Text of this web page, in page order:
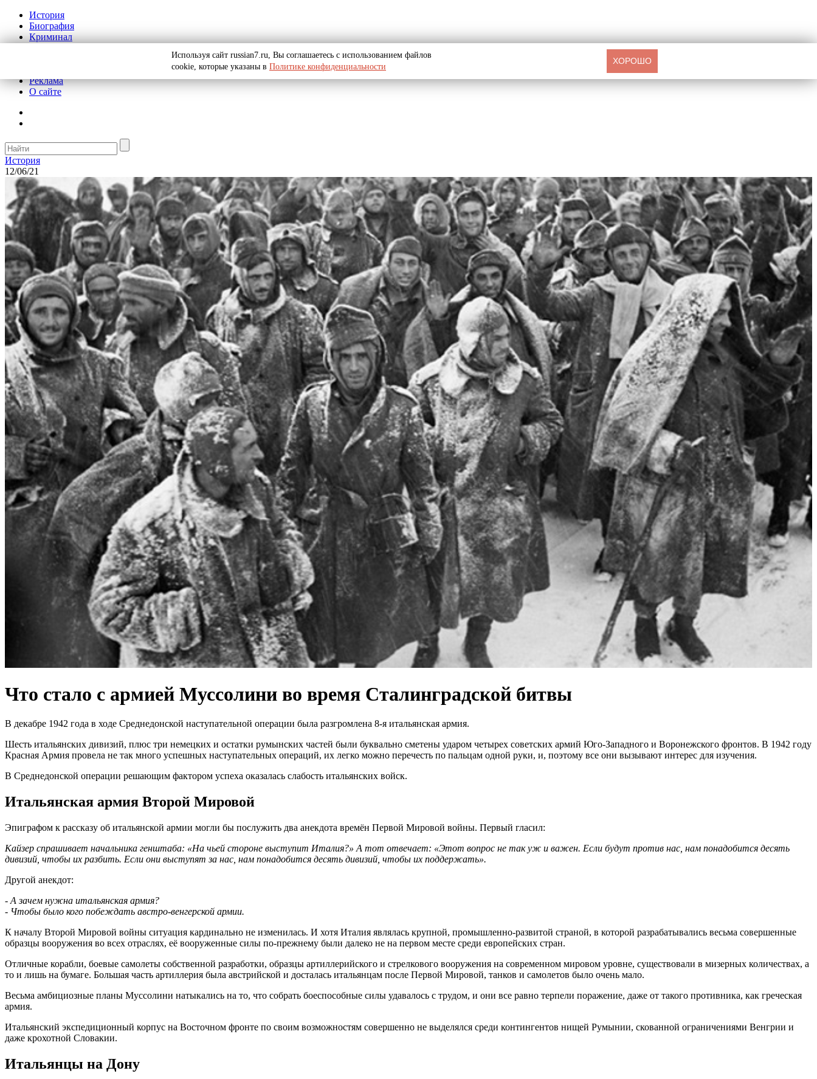
История
Биография
Криминал
Реклама
О сайте
История
12/06/21
Что стало с армией Муссолини во время Сталинградской битвы
В декабре 1942 года в ходе Среднедонской наступательной операции была разгромлена 8-я итальянская армия.
Шесть итальянских дивизий, плюс три немецких и остатки румынских частей были буквально сметены ударом четырех советских армий Юго-Западного и Воронежского фронтов. В 1942 году
Красная Армия провела не так много успешных наступательных операций, их легко можно перечесть по пальцам одной руки, и, поэтому все они вызывают интерес для изучения.
В Среднедонской операции решающим фактором успеха оказалась слабость итальянских войск.
Итальянская армия Второй Мировой
Эпиграфом к рассказу об итальянской армии могли бы послужить два анекдота времён Первой Мировой войны. Первый гласил:
Кайзер спрашивает начальника генштаба: «На чьей стороне выступит Италия?» А тот отвечает: «Этот вопрос не так уж и важен. Если будут против нас, нам понадобится десять
дивизий, чтобы их разбить. Если они выступят за нас, нам понадобится десять дивизий, чтобы их поддержать».
Другой анекдот:
- А зачем нужна итальянская армия?
- Чтобы было кого побеждать австро-венгерской армии.
К началу Второй Мировой войны ситуация кардинально не изменилась. И хотя Италия являлась крупной, промышленно-развитой страной, в которой разрабатывались весьма совершенные
образцы вооружения во всех отраслях, её вооруженные силы по-прежнему были далеко не на первом месте среди европейских стран.
Отличные корабли, боевые самолеты собственной разработки, образцы артиллерийского и стрелкового вооружения на современном мировом уровне, существовали в мизерных количествах, а
то и лишь на бумаге. Большая часть артиллерия была австрийской и досталась итальянцам после Первой Мировой, танков и самолетов было очень мало.
Весьма амбициозные планы Муссолини натыкались на то, что собрать боеспособные силы удавалось с трудом, и они все равно терпели поражение, даже от такого противника, как греческая
армия.
Итальянский экспедиционный корпус на Восточном фронте по своим возможностям совершенно не выделялся среди контингентов нищей Румынии, скованной ограничениями Венгрии и
даже крохотной Словакии.
Итальянцы на Дону
Используя сайт russian7.ru, Вы соглашаетесь с использованием файлов
cookie, которые указаны в Политике конфиденциальности
ХОРОШО